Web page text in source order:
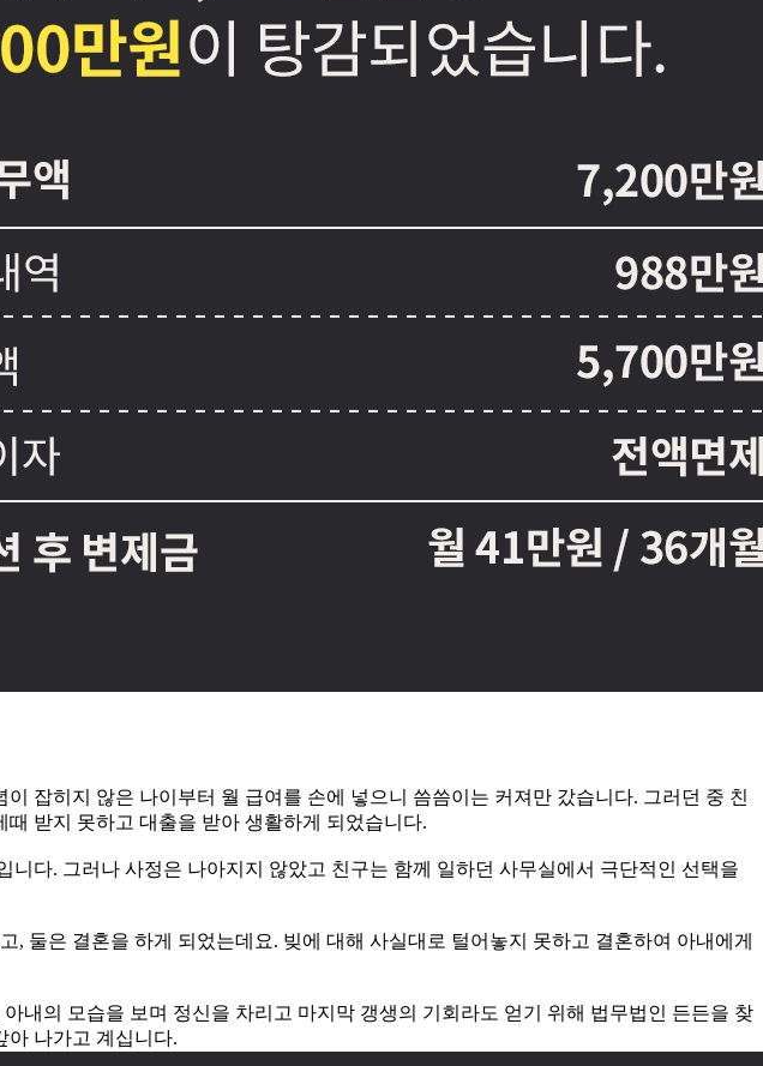
잡히지 않은 나이부터 월 급여를 손에 넣으니 씀씀이는 커져만 갔습니다. 그러던 중 친
받지 못하고 대출을 받아 생활하게 되었습니다.
다. 그러나 사정은 나아지지 않았고 친구는 함께 일하던 사무실에서 극단적인 선택을
둘은 결혼을 하게 되었는데요. 빚에 대해 사실대로 털어놓지 못하고 결혼하여 아내에게
내의 모습을 보며 정신을 차리고 마지막 갱생의 기회라도 얻기 위해 법무법인 든든을 찾
아 나가고 계십니다.